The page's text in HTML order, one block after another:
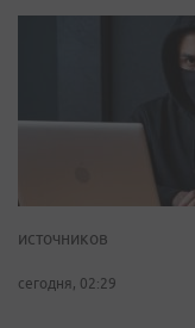
источников
сегодня, 02:29